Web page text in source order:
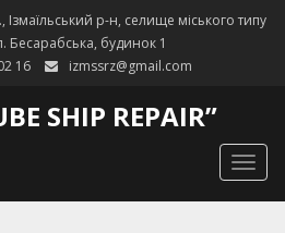
р-н, селище міського типу
Бесарабська, будинок 1
16
izmssrz@gmail.com
SHIP REPAIR”